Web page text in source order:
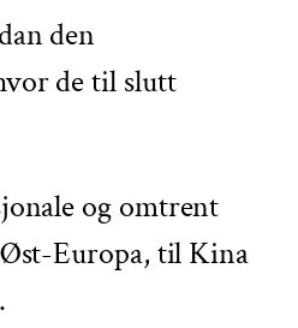
den
de til slutt
og omtrent
Europa, til Kina